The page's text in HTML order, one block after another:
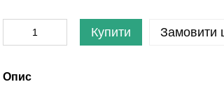
Купити Замовити
Опис